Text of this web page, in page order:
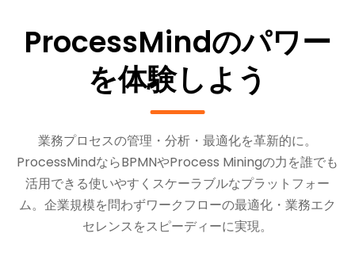
ProcessMindのパワー
を体験しよう
業務プロセスの管理・分析・最適化を革新的に。
ProcessMindならBPMNやProcess Miningの力を誰でも
活用できる使いやすくスケーラブルなプラットフォー
ム。企業規模を問わずワークフローの最適化・業務エク
セレンスをスピーディーに実現。